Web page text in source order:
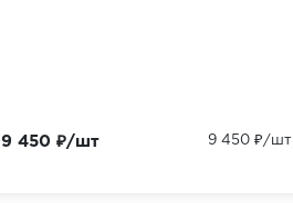
9 450 ₽/шт 9 450 ₽/шт